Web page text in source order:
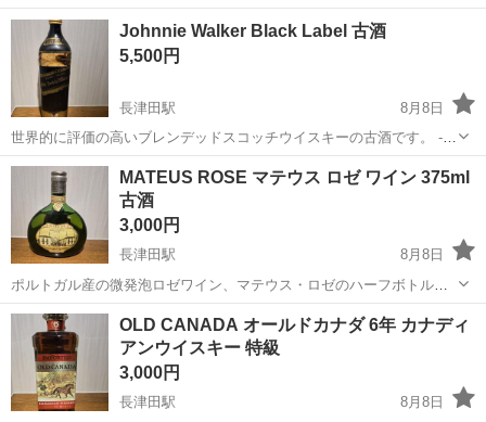
く12年熟成のスコッチウイスキー古酒です。 - ブランド: THE
ANTIQUARY - 種別: スコッチウイスキー - 熟成年数: 12年 - 容量: 75...
神奈川 横浜市
Johnnie Walker Black Label 古酒
5,500円
長津田駅
8月8日
世界的に評価の高いブレンデッドスコッチウイスキーの古酒です。 -
ブランド: Johnnie Walker - 種別: スコッチウイスキー - 製品名: Black
Label - 状態: 未開封・古酒 ■状態：未開封・...
神奈川 横浜市 ブランデー
MATEUS ROSE マテウス ロゼ ワイン 375ml
古酒
3,000円
長津田駅
8月8日
ポルトガル産の微発泡ロゼワイン、マテウス・ロゼのハーフボトルで
す。独特な扁平ボトルが特徴の古酒となります。 - ブランド: MATEUS
- 種別: ロゼワイン - 容量: 375ml - 原産国: ポルトガル - アルコ...
神奈川 横浜市
OLD CANADA オールドカナダ 6年 カナディ
アンウイスキー 特級
3,000円
長津田駅
8月8日